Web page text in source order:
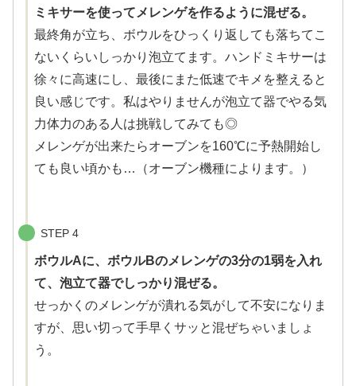
ミキサーを使ってメレンゲを作るように混ぜる。
最終角が立ち、ボウルをひっくり返しても落ちてこ
ないくらいしっかり泡立てます。ハンドミキサーは
徐々に高速にし、最後にまた低速でキメを整えると
良い感じです。私はやりませんが泡立て器でやる気
力体力のある人は挑戦してみても◎
メレンゲが出来たらオーブンを160℃に予熱開始し
ても良い頃かも…（オーブン機種によります。）
STEP 4
ボウルAに、ボウルBのメレンゲの3分の1弱を入れ
て、泡立て器でしっかり混ぜる。
せっかくのメレンゲが潰れる気がして不安になりま
すが、思い切って手早くサッと混ぜちゃいましょ
う。